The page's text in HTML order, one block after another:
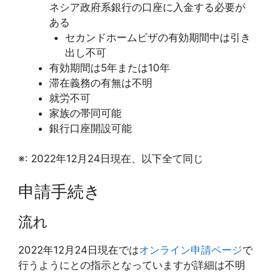
ネシア政府系銀行の口座に入金する必要が
ある
セカンドホームビザの有効期間中は引き
出し不可
有効期間は5年または10年
滞在義務の有無は不明
就労不可
家族の帯同可能
銀行口座開設可能
※: 2022年12月24日現在、以下全て同じ
申請手続き
流れ
2022年12月24日現在ではオンライン申請ページで
行うようにとの指示となっていますが詳細は不明